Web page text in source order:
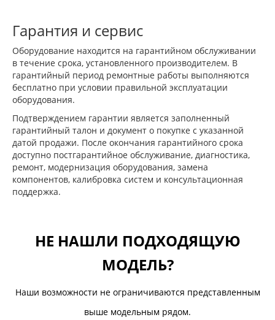
Гарантия и сервис
Оборудование находится на гарантийном обслуживании
в течение срока, установленного производителем. В
гарантийный период ремонтные работы выполняются
бесплатно при условии правильной эксплуатации
оборудования.
Подтверждением гарантии является заполненный
гарантийный талон и документ о покупке с указанной
датой продажи. После окончания гарантийного срока
доступно постгарантийное обслуживание, диагностика,
ремонт, модернизация оборудования, замена
компонентов, калибровка систем и консультационная
поддержка.
НЕ НАШЛИ ПОДХОДЯЩУЮ
МОДЕЛЬ?
Наши возможности не ограничиваются представленным
выше модельным рядом.